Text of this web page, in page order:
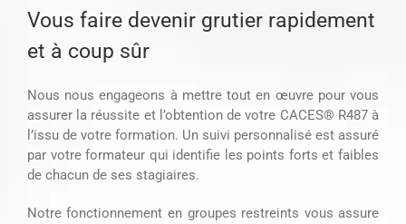
Vous faire devenir grutier rapidement
et à coup sûr
Nous nous engageons à mettre tout en œuvre pour vous
assurer la réussite et l’obtention de votre CACES® R487 à
l’issu de votre formation. Un suivi personnalisé est assuré
par votre formateur qui identifie les points forts et faibles
de chacun de ses stagiaires.
Notre fonctionnement en groupes restreints vous assure